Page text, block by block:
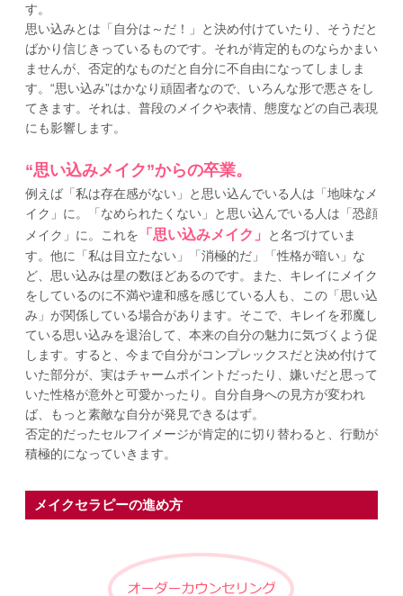
す。
思い込みとは「自分は～だ！」と決め付けていたり、そうだと
ばかり信じきっているものです。それが肯定的ものならかまい
ませんが、否定的なものだと自分に不自由になってしましま
す。“思い込み”はかなり頑固者なので、いろんな形で悪さをし
てきます。それは、普段のメイクや表情、態度などの自己表現
にも影響します。
“思い込みメイク”からの卒業。
例えば「私は存在感がない」と思い込んでいる人は「地味なメ
イク」に。「なめられたくない」と思い込んでいる人は「恐顔
メイク」に。これを
「思い込みメイク」
と名づけていま
す。他に「私は目立たない」「消極的だ」「性格が暗い」な
ど、思い込みは星の数ほどあるのです。また、キレイにメイク
をしているのに不満や違和感を感じている人も、この「思い込
み」が関係している場合があります。そこで、キレイを邪魔し
ている思い込みを退治して、本来の自分の魅力に気づくよう促
します。すると、今まで自分がコンプレックスだと決め付けて
いた部分が、実はチャームポイントだったり、嫌いだと思って
いた性格が意外と可愛かったり。自分自身への見方が変われ
ば、もっと素敵な自分が発見できるはず。
否定的だったセルフイメージが肯定的に切り替わると、行動が
積極的になっていきます。
メイクセラピーの進め方